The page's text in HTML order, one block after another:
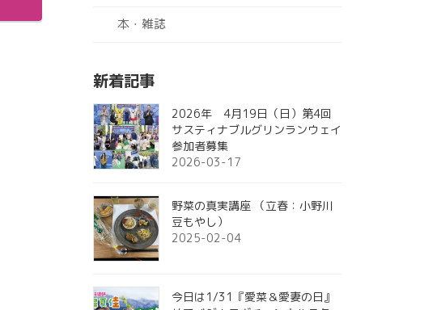
本・雑誌
新着記事
2026年 4月19日（日）第4回
サスティナブルグリンランウェイ
参加者募集
2026-03-17
野菜の真実講座 （立春：小野川
豆もやし）
2025-02-04
今日は1/31『愛菜＆愛妻の日』